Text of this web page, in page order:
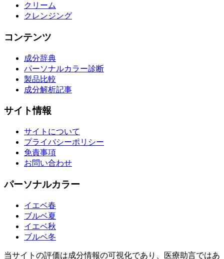
クリーム
クレンジング
コンテンツ
成分辞典
パーソナルカラー診断
製品比較
成分解析記事
サイト情報
サイトについて
プライバシーポリシー
免責事項
お問い合わせ
パーソナルカラー
イエベ春
ブルベ夏
イエベ秋
ブルベ冬
当サイトの評価は成分情報の可視化であり、医療助言ではあ